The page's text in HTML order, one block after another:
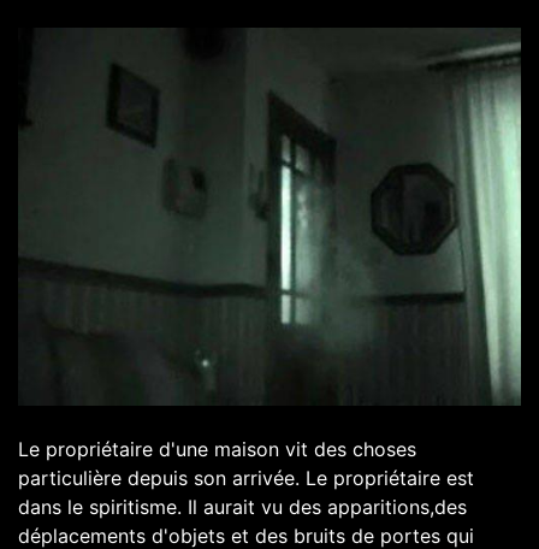
Le propriétaire d'une maison vit des choses
particulière depuis son arrivée. Le propriétaire est
dans le spiritisme. Il aurait vu des apparitions,des
déplacements d'objets et des bruits de portes qui